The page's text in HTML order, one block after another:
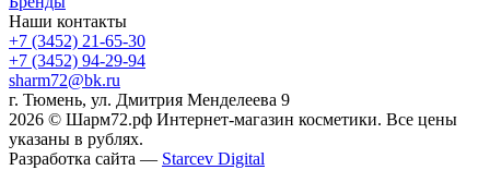
Наши контакты
+7 (3452) 21-65-30
+7 (3452) 94-29-94
sharm72@bk.ru
г. Тюмень, ул. Дмитрия Менделеева 9
2026 © Шарм72.рф Интернет-магазин косметики. Все цены
указаны в рублях.
Разработка сайта — Starcev Digital